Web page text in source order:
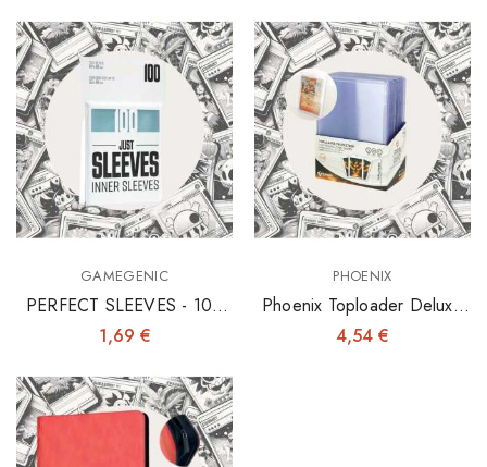
GAMEGENIC
PERFECT SLEEVES - 100
INNER SLEEVES 64X89
1,69 €
PHOENIX
Phoenix Toploader Deluxe
3"x4" X25
4,54 €